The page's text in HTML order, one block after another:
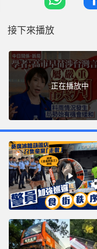
地展現出妥協姿
接下來播放
正在播放中